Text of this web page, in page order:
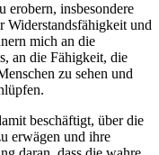
erobern, insbesondere
Widerstandsfähigkeit und
mich an die
an die Fähigkeit, die
zu sehen und
beschäftigt, über die
erwägen und ihre